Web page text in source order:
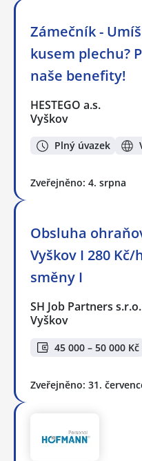
Zámečník -
kusem plechu?
naše benefity!
HESTEGO a.s.
Vyškov
Plný úvazek
Zveřejněno: 4. srpna
Obsluha
Vyškov I 280
směny I
SH Job Partners s.r.o.
Vyškov
45 000 – 50 000 Kč
Zveřejněno: 31.